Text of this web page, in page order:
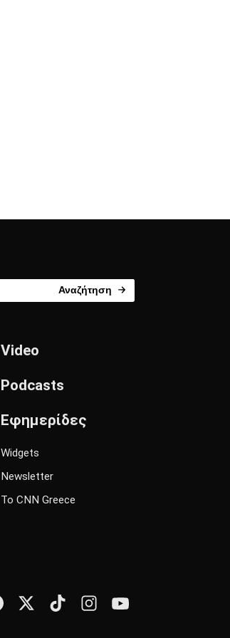
Αναζήτηση
Video
Podcasts
Εφημερίδες
Widgets
Newsletter
Το CNN Greece